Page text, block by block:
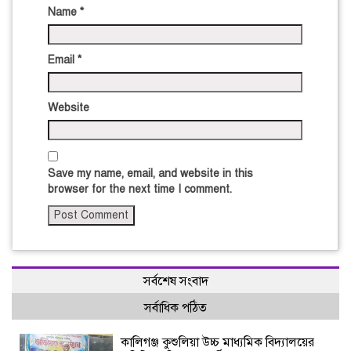
Name *
Email *
Website
Save my name, email, and website in this
browser for the next time I comment.
সর্বশেষ সংবাদ
সর্বাধিক পঠিত
কালিগঞ্জ কুশুলিয়া উচ্চ মাধ্যমিক বিদ্যালয়ের